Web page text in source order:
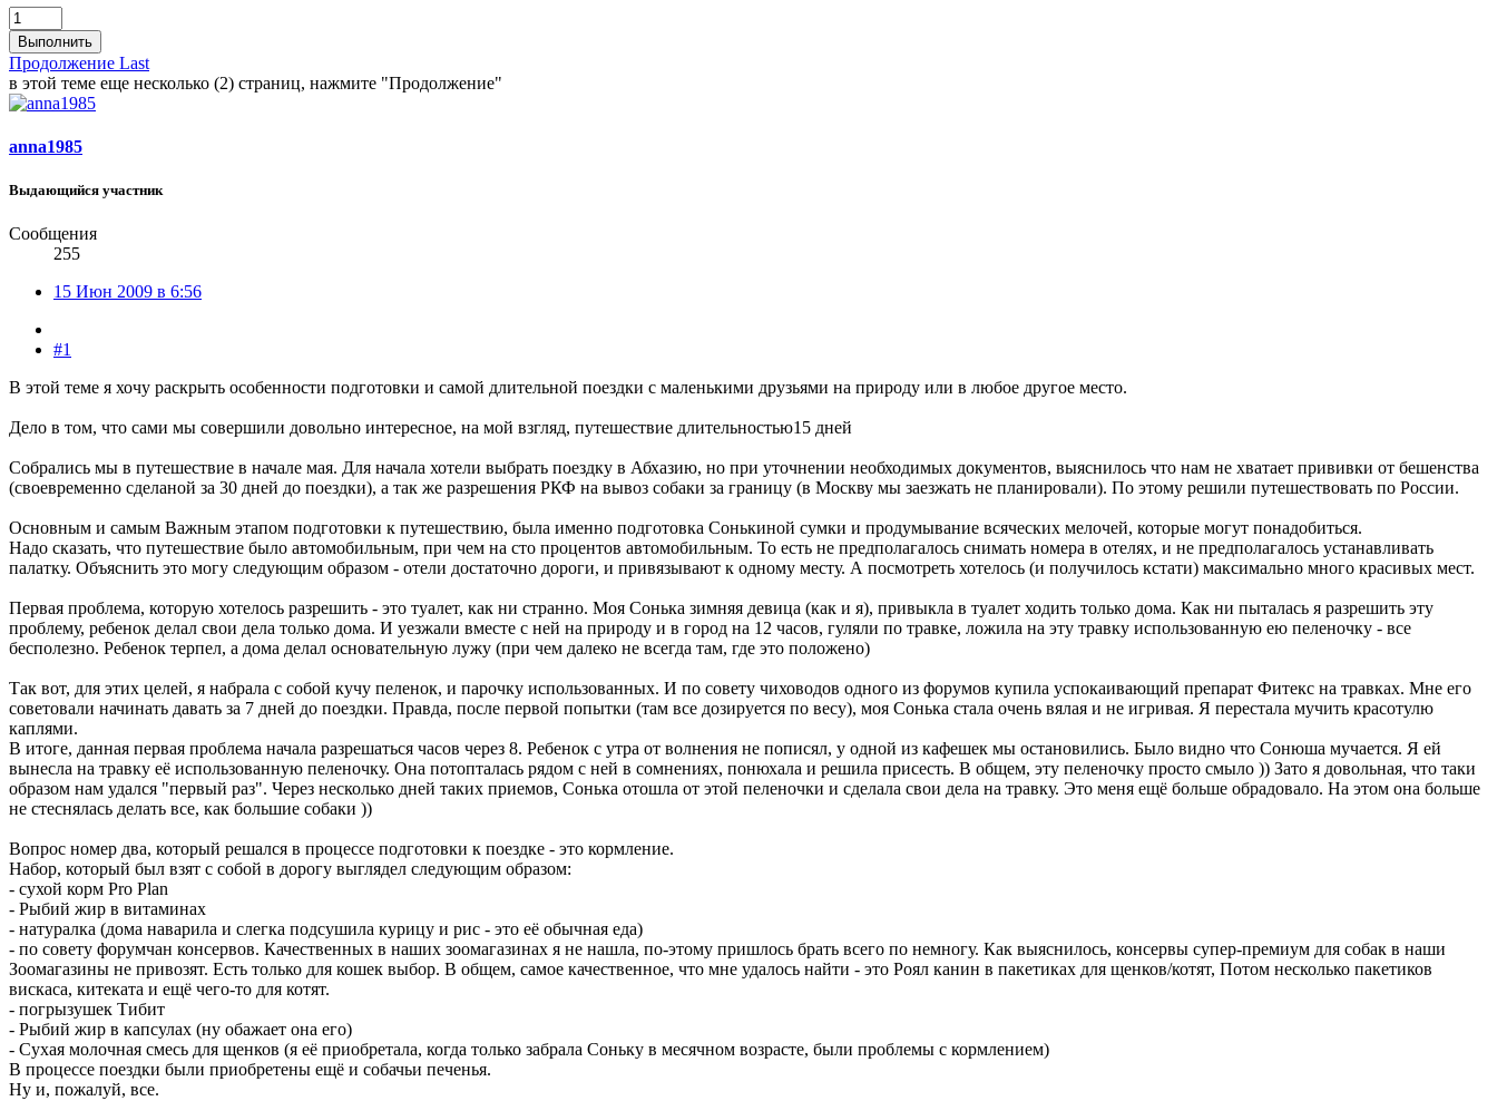
Выполнить
Продолжение Last
в этой теме еще несколько (2) страниц, нажмите "Продолжение"
anna1985
Выдающийся участник
Сообщения
255
15 Июн 2009 в 6:56
#1
В этой теме я хочу раскрыть особенности подготовки и самой длительной поездки с маленькими друзьями на природу или в любое другое место.
Дело в том, что сами мы совершили довольно интересное, на мой взгляд, путешествие длительностью15 дней
Собрались мы в путешествие в начале мая. Для начала хотели выбрать поездку в Абхазию, но при уточнении необходимых документов, выяснилось что нам не хватает прививки от бешенства
(своевременно сделаной за 30 дней до поездки), а так же разрешения РКФ на вывоз собаки за границу (в Москву мы заезжать не планировали). По этому решили путешествовать по России.
Основным и самым Важным этапом подготовки к путешествию, была именно подготовка Сонькиной сумки и продумывание всяческих мелочей, которые могут понадобиться.
Надо сказать, что путешествие было автомобильным, при чем на сто процентов автомобильным. То есть не предполагалось снимать номера в отелях, и не предполагалось устанавливать
палатку. Объяснить это могу следующим образом - отели достаточно дороги, и привязывают к одному месту. А посмотреть хотелось (и получилось кстати) максимально много красивых мест.
Первая проблема, которую хотелось разрешить - это туалет, как ни странно. Моя Сонька зимняя девица (как и я), привыкла в туалет ходить только дома. Как ни пыталась я разрешить эту
проблему, ребенок делал свои дела только дома. И уезжали вместе с ней на природу и в город на 12 часов, гуляли по травке, ложила на эту травку использованную ею пеленочку - все
бесполезно. Ребенок терпел, а дома делал основательную лужу (при чем далеко не всегда там, где это положено)
Так вот, для этих целей, я набрала с собой кучу пеленок, и парочку использованных. И по совету чиховодов одного из форумов купила успокаивающий препарат Фитекс на травках. Мне его
советовали начинать давать за 7 дней до поездки. Правда, после первой попытки (там все дозируется по весу), моя Сонька стала очень вялая и не игривая. Я перестала мучить красотулю
каплями.
В итоге, данная первая проблема начала разрешаться часов через 8. Ребенок с утра от волнения не пописял, у одной из кафешек мы остановились. Было видно что Сонюша мучается. Я ей
вынесла на травку её использованную пеленочку. Она потопталась рядом с ней в сомнениях, понюхала и решила присесть. В общем, эту пеленочку просто смыло )) Зато я довольная, что таки
образом нам удался "первый раз". Через несколько дней таких приемов, Сонька отошла от этой пеленочки и сделала свои дела на травку. Это меня ещё больше обрадовало. На этом она больше
не стеснялась делать все, как большие собаки ))
Вопрос номер два, который решался в процессе подготовки к поездке - это кормление.
Набор, который был взят с собой в дорогу выглядел следующим образом:
- сухой корм Pro Plan
- Рыбий жир в витаминах
- натуралка (дома наварила и слегка подсушила курицу и рис - это её обычная еда)
- по совету форумчан консервов. Качественных в наших зоомагазинах я не нашла, по-этому пришлось брать всего по немногу. Как выяснилось, консервы супер-премиум для собак в наши
Зоомагазины не привозят. Есть только для кошек выбор. В общем, самое качественное, что мне удалось найти - это Роял канин в пакетиках для щенков/котят, Потом несколько пакетиков
вискаса, китеката и ещё чего-то для котят.
- погрызушек Тибит
- Рыбий жир в капсулах (ну обажает она его)
- Сухая молочная смесь для щенков (я её приобретала, когда только забрала Соньку в месячном возрасте, были проблемы с кормлением)
В процессе поездки были приобретены ещё и собачьи печенья.
Ну и, пожалуй, все.